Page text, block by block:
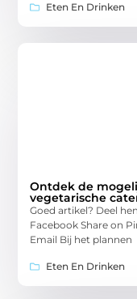
Eten En Drinken
Ontdek de
vegetarische
Goed artikel? Deel
Facebook Share on
Email Bij het plannen
Eten En Drinken